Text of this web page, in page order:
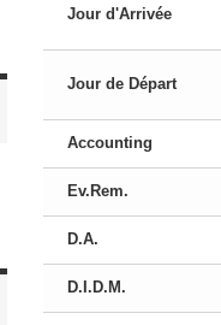
Jour d'Arrivée
Jour de Départ
Accounting
Ev.Rem.
D.A.
D.I.D.M.